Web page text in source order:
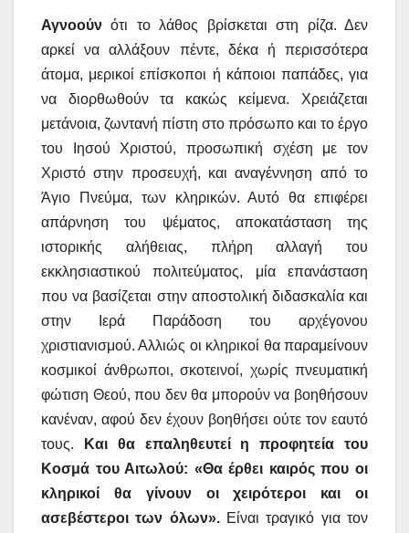
Αγνοούν ότι το λάθος βρίσκεται στη ρίζα. Δεν
αρκεί να αλλάξουν πέντε, δέκα ή περισσότερα
άτομα, μερικοί επίσκοποι ή κάποιοι παπάδες, για
να διορθωθούν τα κακώς κείμενα. Χρειάζεται
μετάνοια, ζωντανή πίστη στο πρόσωπο και το έργο
του Ιησού Χριστού, προσωπική σχέση με τον
Χριστό στην προσευχή, και αναγέννηση από το
Άγιο Πνεύμα, των κληρικών. Αυτό θα επιφέρει
απάρνηση του ψέματος, αποκατάσταση της
ιστορικής αλήθειας, πλήρη αλλαγή του
εκκλησιαστικού πολιτεύματος, μία επανάσταση
που να βασίζεται στην αποστολική διδασκαλία και
στην Ιερά Παράδοση του αρχέγονου
χριστιανισμού. Αλλιώς οι κληρικοί θα παραμείνουν
κοσμικοί άνθρωποι, σκοτεινοί, χωρίς πνευματική
φώτιση Θεού, που δεν θα μπορούν να βοηθήσουν
κανέναν, αφού δεν έχουν βοηθήσει ούτε τον εαυτό
τους.
Και θα επαληθευτεί η προφητεία του
Κοσμά του Αιτωλού: «Θα έρθει καιρός που οι
κληρικοί θα γίνουν οι χειρότεροι και οι
ασεβέστεροι των όλων».Είναι τραγικό για τον